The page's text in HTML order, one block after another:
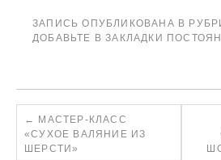
ЗАПИСЬ ОПУБЛИКОВАНА В
ДОБАВЬТЕ В ЗАКЛАДКИ
←
МАСТЕР-КЛАСС
«СУХОЕ ВАЛЯНИЕ ИЗ
ШЕРСТИ»